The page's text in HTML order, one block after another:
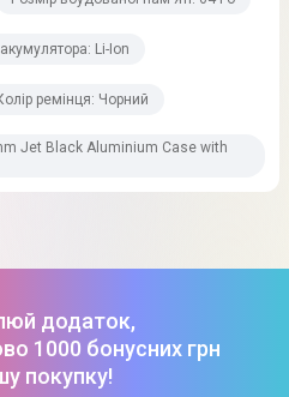
батареї Li-Ion
ремінця: Чорний
Jet Black Aluminium Case with
додаток,
1000 бонусних грн
покупку!